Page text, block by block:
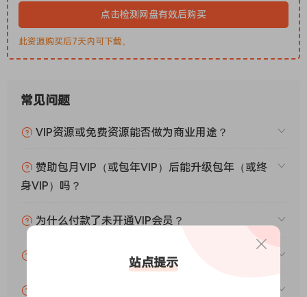
点击检测网盘有效后购买
此资源购买后7天内可下载。
常见问题
VIP资源或免费资源能否做为商业用途？
赞助包月VIP（或包年VIP）后能升级包年（或终
身VIP）吗？
为什么付款了未开通VIP会员？
账号可以分享或者借给别人用吗？
站点提示